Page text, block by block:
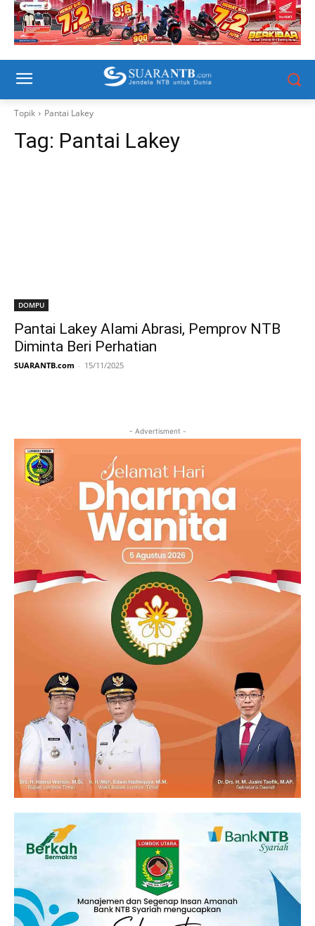
Topik Pantai Lakey
Tag: Pantai Lakey
DOMPU
Pantai Lakey Alami Abrasi, Pemprov NTB
Diminta Beri Perhatian
SUARANTB.com - 15/11/2025
- Advertisment -